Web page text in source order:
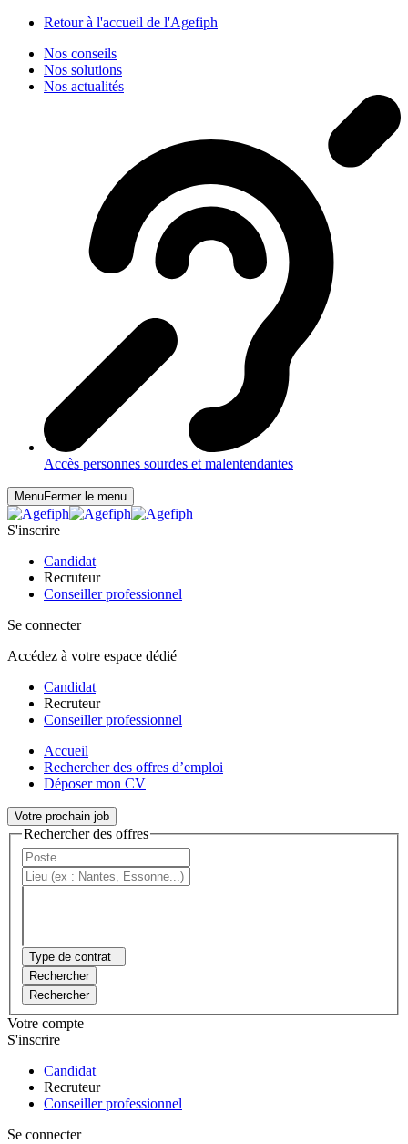
Retour à l'accueil de l'Agefiph
Nos conseils
Nos solutions
Nos actualités
Accès personnes sourdes et malentendantes
MenuFermer le menu
S'inscrire
Candidat
Recruteur
Conseiller professionnel
Se connecter
Accédez à votre espace dédié
Candidat
Recruteur
Conseiller professionnel
Accueil
Rechercher des offres d’emploi
Déposer mon CV
Votre prochain job
Rechercher des offres
Type de contrat
Rechercher
Rechercher
Votre compte
S'inscrire
Candidat
Recruteur
Conseiller professionnel
Se connecter